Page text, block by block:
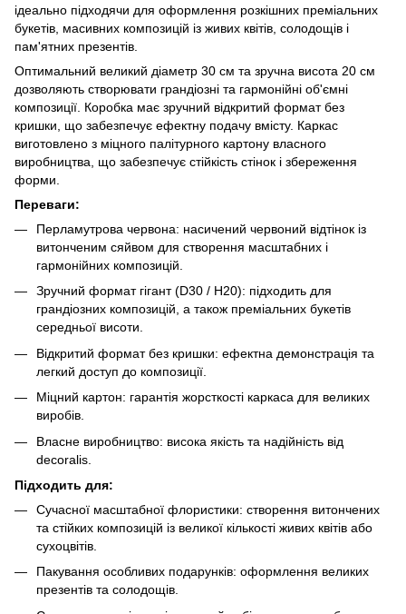
ідеально підходячи для оформлення розкішних преміальних
букетів, масивних композицій із живих квітів, солодощів і
пам'ятних презентів.
Оптимальний великий діаметр 30 см та зручна висота 20 см
дозволяють створювати грандіозні та гармонійні об'ємні
композиції. Коробка має зручний відкритий формат без
кришки, що забезпечує ефектну подачу вмісту. Каркас
виготовлено з міцного палітурного картону власного
виробництва, що забезпечує стійкість стінок і збереження
форми.
Переваги:
Перламутрова червона: насичений червоний відтінок із
витонченим сяйвом для створення масштабних і
гармонійних композицій.
Зручний формат гігант (D30 / H20): підходить для
грандіозних композицій, а також преміальних букетів
середньої висоти.
Відкритий формат без кришки: ефектна демонстрація та
легкий доступ до композиції.
Міцний картон: гарантія жорсткості каркаса для великих
виробів.
Власне виробництво: висока якість та надійність від
decoralis.
Підходить для:
Сучасної масштабної флористики: створення витончених
та стійких композицій із великої кількості живих квітів або
сухоцвітів.
Пакування особливих подарунків: оформлення великих
презентів та солодощів.